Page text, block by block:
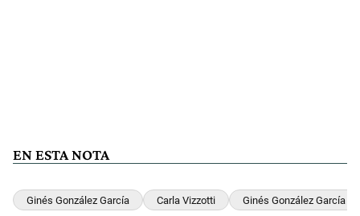
EN ESTA NOTA
Ginés González García Carla Vizzotti Ginés González García